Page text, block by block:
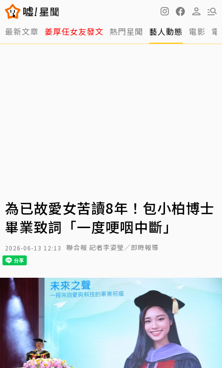
最新文章 姜厚任女友發文 熱門星聞 藝人動態 電影
為已故愛女苦讀8年！包小柏博士
畢業致詞「一度哽咽中斷」
2026-06-13 12:13 聯合報 記者李姿瑩／即時報導